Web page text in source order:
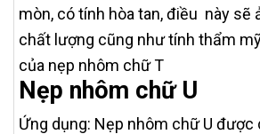
mòn, có tính hòa tan, điều này sẽ
chất lượng cũng như tính thẩm
của nẹp nhôm chữ T
Nẹp nhôm chữ U
Ứng dụng: Nẹp nhôm chữ U được